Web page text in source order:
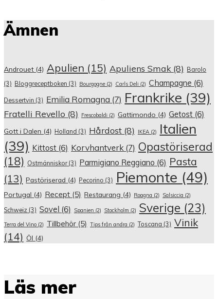
Ämnen
Androuet (4) Apulien (15) Apuliens Smak (8) Barolo
(3) Bloggreceptboken (3) Bourgogne (2) Carls Deli (2) Champagne (6)
Dessertvin (3) Emilia Romagna (7) Frankrike (39)
Fratelli Revello (8) Frescobaldi (2) Gattimondo (4) Getost (6)
Gott i Dalen (4) Holland (3) Hårdost (8) IKEA (2)
Italien
(39) Kittost (6) Korvhantverk (7) Opastöriserad
(18) Ostmänniskor(3) Parmigiano Reggiano (6) Pasta
(13) Pastöriserad (4) Pecorino (3) Piemonte (49)
Portugal (4) Recept (5) Restaurang (4) Roagna (2) Salsiccia (2)
Schweiz (3) Sovel (6) Spanien (2) Stockholm (2) Sverige (23)
Terra del Vino (2) Tillbehör (5) Tips från andra (2) Toscana (3) Vinik
(14) Öl (4)
Läs mer